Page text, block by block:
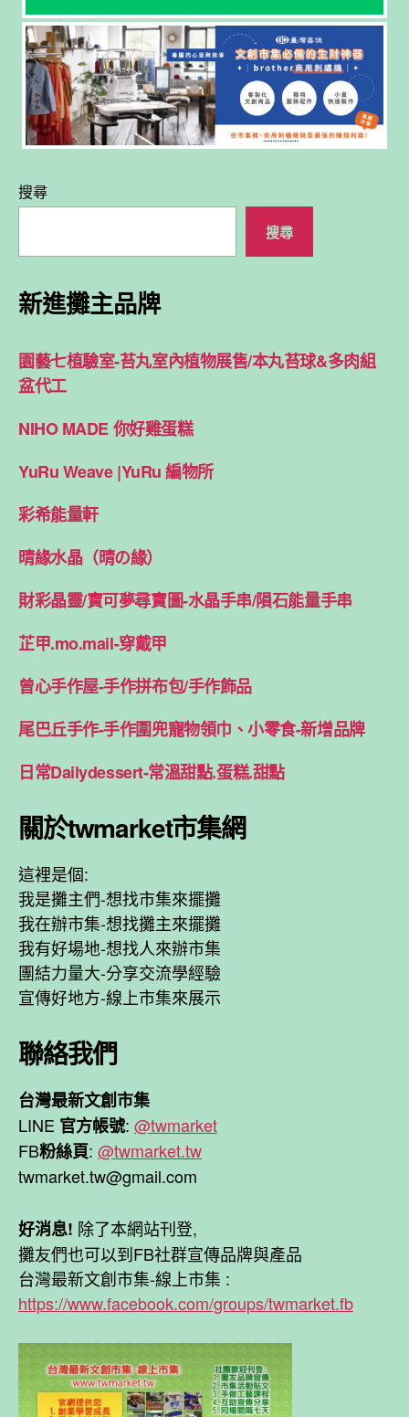
搜尋
搜尋
新進攤主品牌
園藝七植驗室-苔丸室內植物展售/本丸苔球&多肉組
盆代工
NIHO MADE 你好雞蛋糕
YuRu Weave |YuRu 編物所
彩希能量軒
晴緣水晶（晴の緣）
財彩晶靈/寶可夢尋寶圖-水晶手串/隕石能量手串
芷甲.mo.mail-穿戴甲
曾心手作屋-手作拼布包/手作飾品
尾巴丘手作-手作圍兜寵物領巾、小零食-新增品牌
日常Dailydessert-常溫甜點.蛋糕.甜點
關於twmarket市集網
這裡是個:
我是攤主們-想找市集來擺攤
我在辦市集-想找攤主來擺攤
我有好場地-想找人來辦市集
團結力量大-分享交流學經驗
宣傳好地方-線上市集來展示
聯絡我們
台灣最新文創市集
LINE 官方帳號: @twmarket
FB粉絲頁: @twmarket.tw
twmarket.tw@gmail.com
好消息! 除了本網站刊登,
攤友們也可以到FB社群宣傳品牌與產品
台灣最新文創市集-線上市集 :
https://www.facebook.com/groups/twmarket.fb